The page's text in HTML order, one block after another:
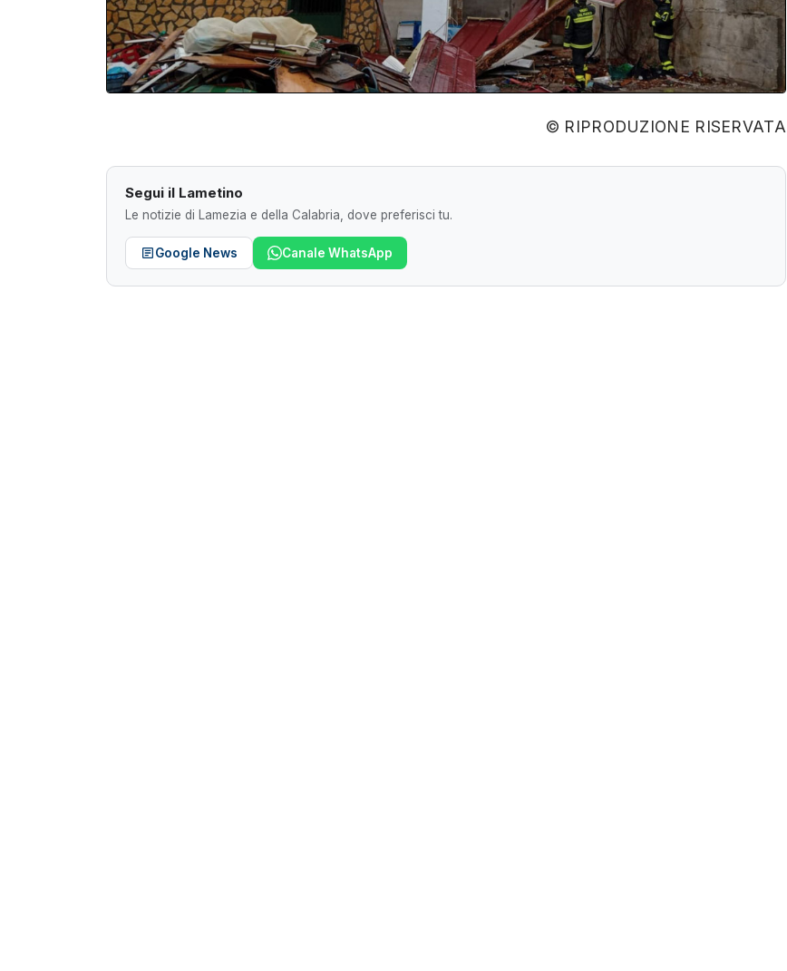
© RIPRODUZIONE RISERVATA
Segui il Lametino
Le notizie di Lamezia e della Calabria, dove preferisci tu.
Google News Canale WhatsApp